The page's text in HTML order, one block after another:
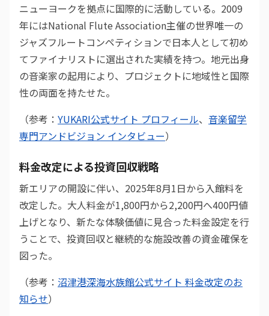
ニューヨークを拠点に国際的に活動している。2009
年にはNational Flute Association主催の世界唯一の
ジャズフルートコンペティションで日本人として初め
てファイナリストに選出された実績を持つ。地元出身
の音楽家の起用により、プロジェクトに地域性と国際
性の両面を持たせた。
（参考： YUKARI公式サイト プロフィール、 音楽留学
専門アンドビジョン インタビュー）
料金改定による投資回収戦略
新エリアの開設に伴い、2025年8月1日から入館料を
改定した。大人料金が1,800円から2,200円へ400円値
上げとなり、新たな体験価値に見合った料金設定を行
うことで、投資回収と継続的な施設改善の資金確保を
図った。
（参考： 沼津港深海水族館公式サイト 料金改定のお
知らせ）